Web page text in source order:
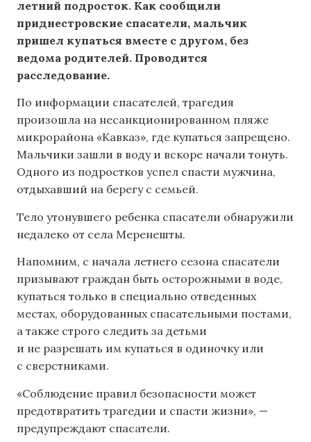
летний подросток. Как сообщили
приднестровские спасатели, мальчик
пришел купаться вместе с другом, без
ведома родителей. Проводится
расследование.
По информации спасателей, трагедия
произошла на несанкционированном пляже
микрорайона «Кавказ», где купаться запрещено.
Мальчики зашли в воду и вскоре начали тонуть.
Одного из подростков успел спасти мужчина,
отдыхавший на берегу с семьей.
Тело утонувшего ребенка спасатели обнаружили
недалеко от села Меренешты.
Напомним, с начала летнего сезона спасатели
призывают граждан быть осторожными в воде,
купаться только в специально отведенных
местах, оборудованных спасательными постами,
а также строго следить за детьми
и не разрешать им купаться в одиночку или
с сверстниками.
«Соблюдение правил безопасности может
предотвратить трагедии и спасти жизни», —
предупреждают спасатели.